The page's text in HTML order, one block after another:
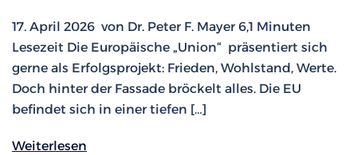
17. April 2026 von Dr. Peter F. Mayer 6,1 Minuten
Lesezeit Die Europäische „Union“ präsentiert sich
gerne als Erfolgsprojekt: Frieden, Wohlstand, Werte.
Doch hinter der Fassade bröckelt alles. Die EU
befindet sich in einer tiefen […]
Weiterlesen